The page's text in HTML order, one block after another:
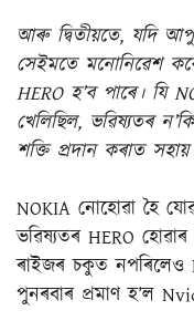
আৰু দ্বিতীয়তে, যদি
সেইমতে মনোনিৱেশ
HERO হ’ব পাৰে। যি
খেলিছিল, ভৱিষ্যতৰ
শক্তি প্ৰদান কৰাত
NOKIA নোহোৱা হৈ
ভৱিষ্যতৰ HERO
ৰাইজৰ চকুত নপৰিলেও
পুনৰবাৰ প্ৰমাণ হ’ল